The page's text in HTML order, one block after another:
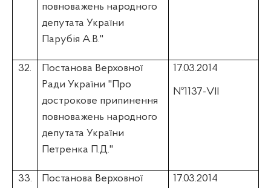
повноважень народного
депутата України
Парубія А.В."
32.
Постанова Верховної
Ради України "Про
дострокове припинення
повноважень народного
депутата України
Петренка П.Д."
17.03.2014
№1137-VII
33.
Постанова Верховної
17.03.2014